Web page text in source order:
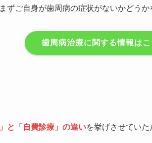
ずご自身が歯周病の症状がないかどうか
歯周病治療に関する情報はこ
と「自費診療」の違いを挙げさせていた